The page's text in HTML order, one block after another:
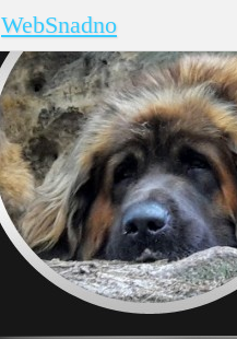
WebSnadno